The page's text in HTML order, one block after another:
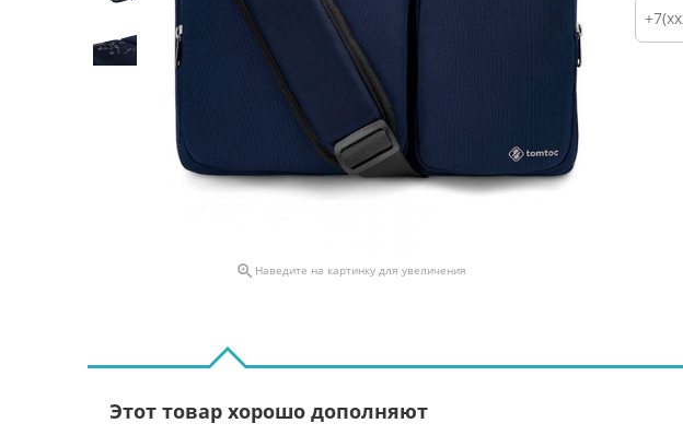
 Наведите на картинку для увеличения
Этот товар хорошо дополняют